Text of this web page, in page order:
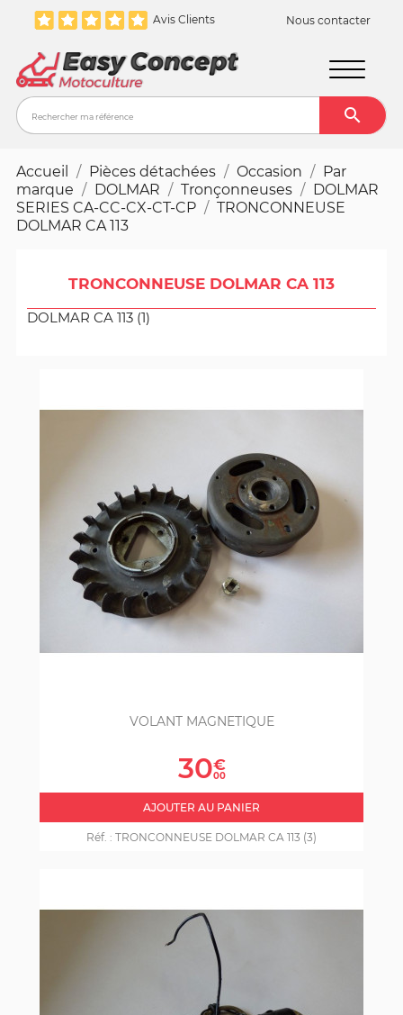
Avis Clients Nous contacter

Accueil Pièces détachées Occasion
Par
marque
DOLMAR Tronçonneuses
DOLMAR
SERIES CA-CC-CX-CT-CP
TRONCONNEUSE
DOLMAR CA 113
TRONCONNEUSE DOLMAR CA 113
DOLMAR CA 113 (1)
VOLANT MAGNETIQUE
Prix
30€
00
AJOUTER AU PANIER
Réf. : TRONCONNEUSE DOLMAR CA 113 (3)